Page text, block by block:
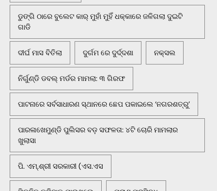
ଡୁଙ୍ଗି ଠାରେ ବୁଲେଟ କାର୍ ମୁହାଁ ମୁହିଁ ଧକ୍କାରେ ଜଳିଗଲା ଦୁଇଟି
ଗାଡି
ଦୀର୍ଘ ମାସ ବିତିଲା ଦୁର୍ଗମ ରେ ଦୁର୍ଦ୍ଦଶା ନକ୍ସଲ
ନିର୍ଗୁଣ୍ଡି ଡବଲ୍ ମର୍ଡର ମାମଲା: ୩ ଗିରଫ
ପାଟନାରେ ସର୍ବସାଧାରଣ ସ୍ଥାନରେ ଛେପ ପକାଇଲେ ‘ନଗରଶତ୍ରୁ’
ପାରଳାଖେମୁଣ୍ଡି ପୁଲିସର ବଡ଼ ସଫଳତା: ୪ଟି ଚୋରି ମାମଲାର
ଖୁଲାସା
ପି. ଏମ୍.ଶ୍ରୀ ସରକାରୀ (ଏସ.ଏସ